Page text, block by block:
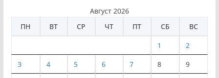
Август 2026
ПН
ВТ СР ЧТ ПТ СБ ВС
1 2
3 4 5 6 7 8 9